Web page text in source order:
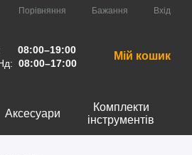
Порівняння Бажання Вхід
08:00–19:00
08:00–17:00
Мій кошик
Аксесуари
Комплекти
інструментів